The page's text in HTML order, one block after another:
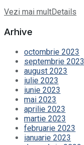
Vezi mai multDetails
Arhive
octombrie 2023
septembrie 2023
august 2023
iulie 2023
iunie 2023
mai 2023
aprilie 2023
martie 2023
februarie 2023
ianuarie 2023